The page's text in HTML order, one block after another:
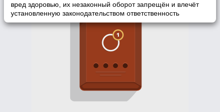
вред здоровью, их незаконный оборот запрещён и влечёт
установленную законодательством ответственность